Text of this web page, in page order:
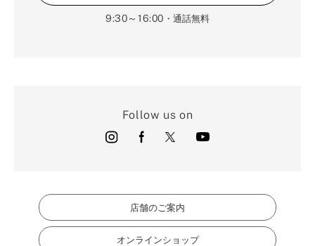
9:30～16:00 ・通話無料
Follow us on
店舗のご案内
オンラインショップ